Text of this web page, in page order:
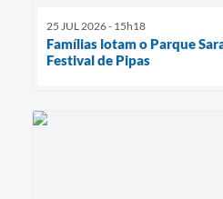
25 JUL 2026 - 15h18
Famílias lotam o Parque
Festival de Pipas